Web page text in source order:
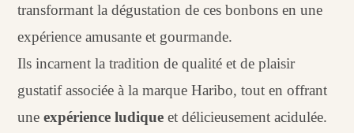
transformant la dégustation de ces bonbons en une
expérience amusante et gourmande.
Ils incarnent la tradition de qualité et de plaisir
gustatif associée à la marque Haribo, tout en offrant
uneexpérience ludique et délicieusement acidulée.